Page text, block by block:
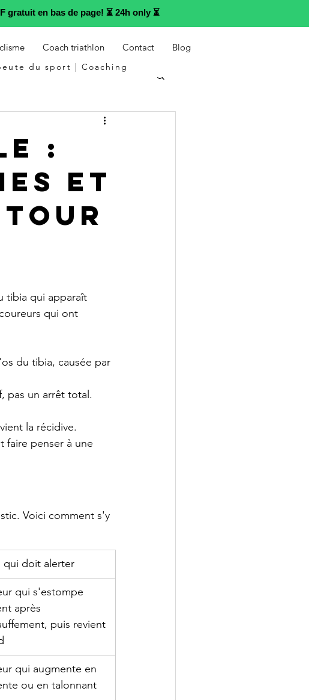
en bas de page! ⏳ 24h only ⏳
Coach triathlon Contact
Blog
du sport | Coaching
:
et
tibia qui apparaît
qui ont
du tibia, causée par
pas un arrêt total.
la récidive.
faire penser à une
Voici comment s'y
qui doit alerter
qui s'estompe
après
puis revient
qui augmente en
ou en talonnant